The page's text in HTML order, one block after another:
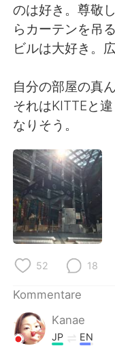
العربية
日本語
Русский
Indonesia
Türkçe
Português
のは好き。尊敬
らカーテンを吊
ビルは大好き。
自分の部屋の真
それはKITTEと
なりそう。
52 18
Kommentare
Kanae
JP EN